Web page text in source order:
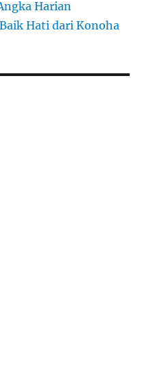
Harian
Hati dari Konoha